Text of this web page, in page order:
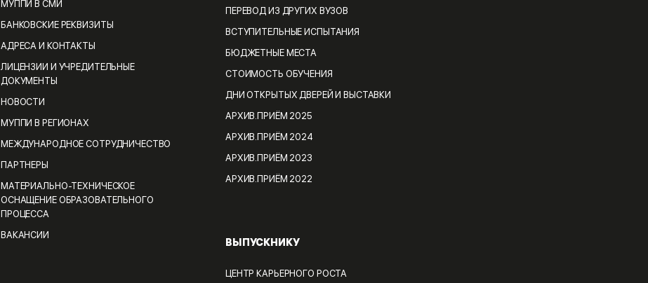
МУППИ В СМИ
БАНКОВСКИЕ РЕКВИЗИТЫ
АДРЕСА И КОНТАКТЫ
ЛИЦЕНЗИИ И УЧРЕДИТЕЛЬНЫЕ
ДОКУМЕНТЫ
НОВОСТИ
МУППИ В РЕГИОНАХ
МЕЖДУНАРОДНОЕ СОТРУДНИЧЕСТВО
ПАРТНЕРЫ
МАТЕРИАЛЬНО-ТЕХНИЧЕСКОЕ
ОСНАЩЕНИЕ ОБРАЗОВАТЕЛЬНОГО
ПРОЦЕССА
ВАКАНСИИ
ПЕРЕВОД ИЗ ДРУГИХ ВУЗОВ
ВСТУПИТЕЛЬНЫЕ ИСПЫТАНИЯ
БЮДЖЕТНЫЕ МЕСТА
СТОИМОСТЬ ОБУЧЕНИЯ
ДНИ ОТКРЫТЫХ ДВЕРЕЙ И ВЫСТАВКИ
АРХИВ.ПРИЁМ 2025
АРХИВ.ПРИЁМ 2024
АРХИВ.ПРИЁМ 2023
АРХИВ.ПРИЁМ 2022
ВЫПУСКНИКУ
ЦЕНТР КАРЬЕРНОГО РОСТА